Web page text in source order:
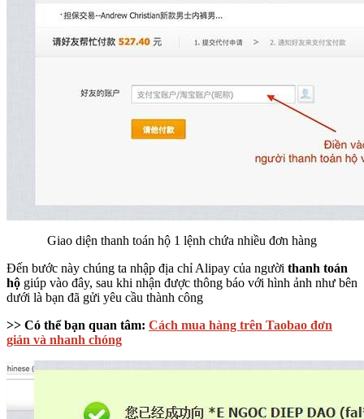
Giao diện thanh toán hộ 1 lệnh chứa nhiều đơn hàng
Đến bước này chúng ta nhập địa chỉ Alipay của người thanh toán
hộ giúp vào đây, sau khi nhận được thông báo với hình ảnh như bên
dưới là bạn đã gửi yêu cầu thành công
>> Có thể bạn quan tâm: Cách mua hàng trên Taobao đơn
giản và nhanh chóng